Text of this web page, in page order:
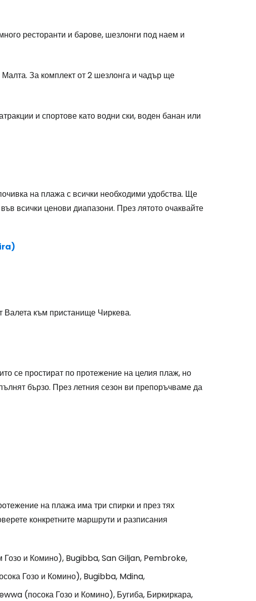
ресторанти и барове, шезлонги под наем и
За комплект от 2 шезлонга и чадър ще
и спортове като водни ски, воден банан или
на плажа с всички необходими удобства. Ще
всички ценови диапазони. През лятото очаквайте
към пристанище Чиркева.
се простират по протежение на целия плаж, но
бързо. През летния сезон ви препоръчваме да
на плажа има три спирки и през тях
конкретните маршрути и разписания
и Комино), Bugibba, San Giljan, Pembroke,
Гозо и Комино), Bugibba, Mdina,
(посока Гозо и Комино), Бугиба, Биркиркара,
Продължете с Google